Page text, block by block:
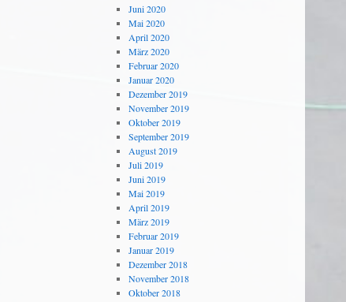
Juni 2020
Mai 2020
April 2020
März 2020
Februar 2020
Januar 2020
Dezember 2019
November 2019
Oktober 2019
September 2019
August 2019
Juli 2019
Juni 2019
Mai 2019
April 2019
März 2019
Februar 2019
Januar 2019
Dezember 2018
November 2018
Oktober 2018